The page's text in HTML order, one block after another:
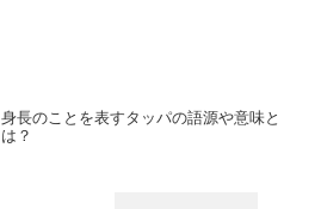
身長のことを表すタッパの語源や意味と
は？